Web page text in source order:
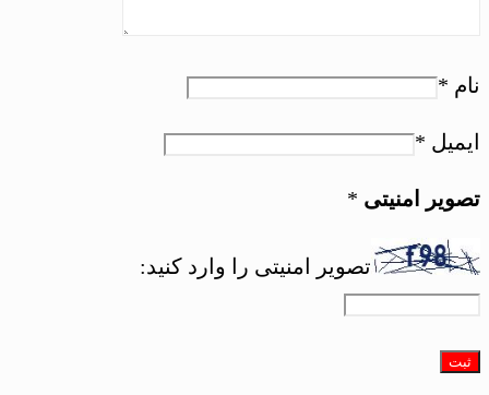
نام *
ایمیل *
تصویر امنیتی *
تصویر امنیتی را وارد کنید: